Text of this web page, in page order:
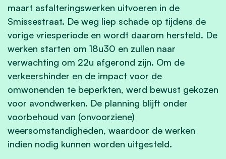
maart asfalteringswerken uitvoeren in de
Smissestraat. De weg liep schade op tijdens de
vorige vriesperiode en wordt daarom hersteld. De
werken starten om 18u30 en zullen naar
verwachting om 22u afgerond zijn. Om de
verkeershinder en de impact voor de
omwonenden te beperkten, werd bewust gekozen
voor avondwerken. De planning blijft onder
voorbehoud van (onvoorziene)
weersomstandigheden, waardoor de werken
indien nodig kunnen worden uitgesteld.